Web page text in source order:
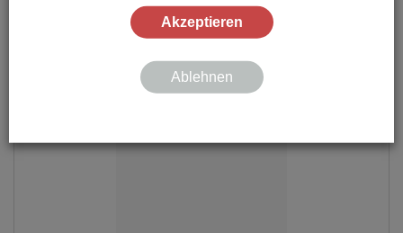
Akzeptieren
Ablehnen